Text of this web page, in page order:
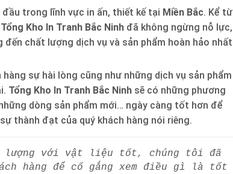
trong lĩnh vực in ấn, thiết kế tại Miền Bắc. Kể từ
Tổng Kho In Tranh Bắc Ninh đã không ngừng nỗ lực,
chất lượng dịch vụ và sản phẩm hoàn hảo nhất
sự hài lòng cũng như những dịch vụ sản phẩm
Tổng Kho In Tranh Bắc Ninh sẽ có những phương
dòng sản phẩm mới… ngày càng tốt hơn để
thành đạt của quý khách hàng nói riêng.
lượng với vật liệu tốt, chúng tôi đã
hàng để cố gắng xem điều gì là tốt